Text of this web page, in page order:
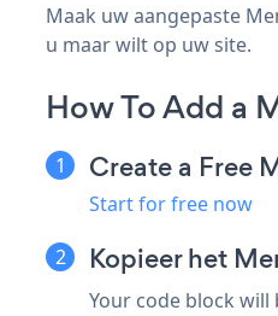
Maak uw aangepaste
u maar wilt op uw site.
How To Add a
Create a Free
Start for free now
Kopieer het
Your code block will